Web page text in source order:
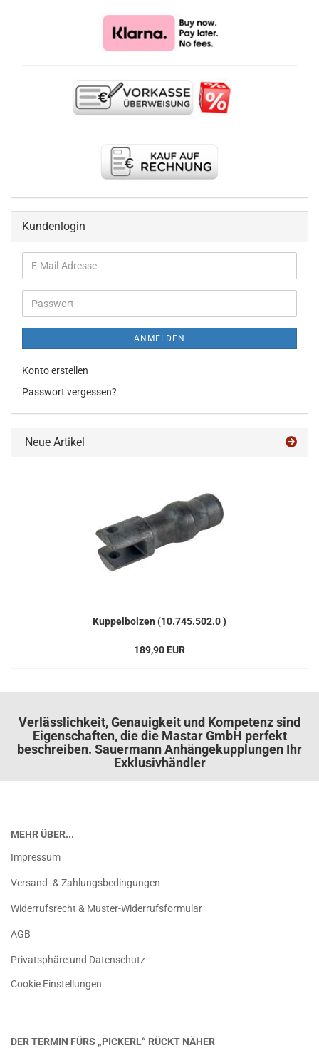
Kundenlogin
E-
Mail-
Adresse
Passwort
ANMELDEN
Konto erstellen
Passwort vergessen?
Neue Artikel
Kup­pel­bol­zen (10.745.502.0 )
189,90 EUR
Verlässlichkeit, Genauigkeit und Kompetenz sind
Eigenschaften, die die Mastar GmbH perfekt
beschreiben. Sauermann Anhängekupplungen Ihr
Exklusivhändler
MEHR ÜBER...
Impressum
Versand- & Zahlungsbedingungen
Widerrufsrecht & Muster-Widerrufsformular
AGB
Privatsphäre und Datenschutz
Cookie Einstellungen
DER TERMIN FÜRS „PICKERL“ RÜCKT NÄHER